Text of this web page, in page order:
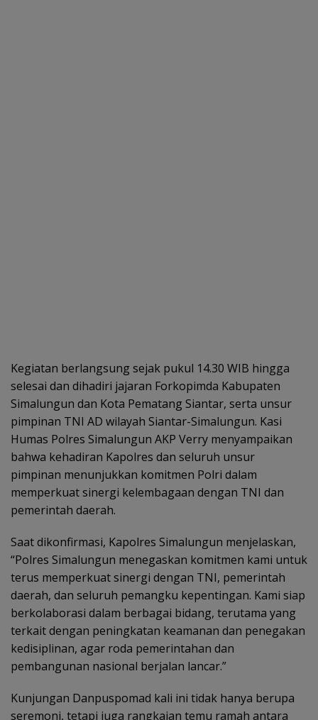
Kegiatan berlangsung sejak pukul 14.30 WIB hingga
selesai dan dihadiri jajaran Forkopimda Kabupaten
Simalungun dan Kota Pematang Siantar, serta unsur
pimpinan TNI AD wilayah Siantar-Simalungun. Kasi
Humas Polres Simalungun AKP Verry menyampaikan
bahwa kehadiran Kapolres dan seluruh unsur
pimpinan menunjukkan komitmen Polri dalam
memperkuat sinergi kelembagaan dengan TNI dan
pemerintah daerah.
Saat dikonfirmasi, Kapolres Simalungun menjelaskan,
“Polres Simalungun menegaskan komitmen kami untuk
terus memperkuat sinergi dengan TNI, pemerintah
daerah, dan seluruh pemangku kepentingan. Kami siap
berkolaborasi dalam berbagai bidang, terutama yang
terkait dengan peningkatan keamanan dan penegakan
kedisiplinan, agar roda pemerintahan dan
pembangunan nasional berjalan lancar.”
Kunjungan Danpuspomad kali ini tidak hanya berupa
seremoni, tetapi juga rangkaian temu ramah antara